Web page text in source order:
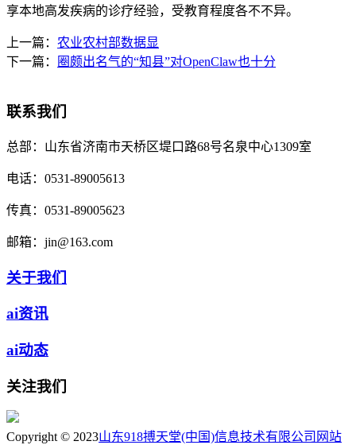
享本地高发疾病的诊疗经验，受教育程度各不不异。
上一篇： 农业农村部数据显
下一篇：
圈颇出名气的“知县”对OpenClaw也十分
联系我们
总部： 山东省济南市天桥区堤口路68号名泉中心1309室
电话： 0531-89005613
传真： 0531-89005623
邮箱： jin@163.com
关于我们
ai资讯
ai动态
关注我们
Copyright © 2023山东918搏天堂(中国)信息技术有限公司 网站